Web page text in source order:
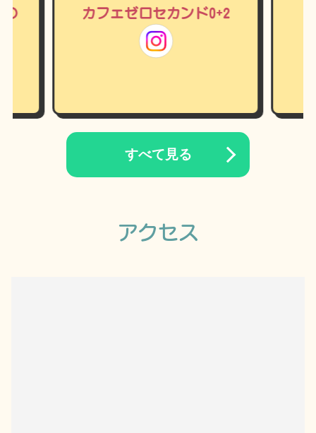
カフェゼロセカンド0+2
すべて見る
アクセス